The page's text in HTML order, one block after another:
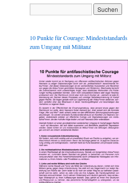
10 Punkte für Courage: Mindeststandards
zum Umgang mit Militanz